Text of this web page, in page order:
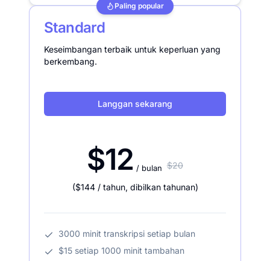
Paling popular
Standard
Keseimbangan terbaik untuk keperluan yang
berkembang.
Langgan sekarang
$12 / bulan $20
($144 / tahun, dibilkan tahunan)
3000 minit transkripsi setiap bulan
$15 setiap 1000 minit tambahan